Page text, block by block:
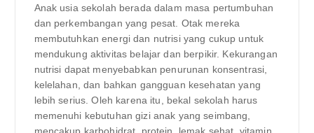
Anak usia sekolah berada dalam masa pertumbuhan
dan perkembangan yang pesat. Otak mereka
membutuhkan energi dan nutrisi yang cukup untuk
mendukung aktivitas belajar dan berpikir. Kekurangan
nutrisi dapat menyebabkan penurunan konsentrasi,
kelelahan, dan bahkan gangguan kesehatan yang
lebih serius. Oleh karena itu, bekal sekolah harus
memenuhi kebutuhan gizi anak yang seimbang,
mencakup karbohidrat, protein, lemak sehat, vitamin,